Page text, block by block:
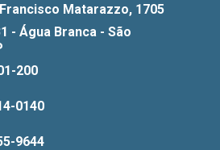
Matarazzo, 1705
- Água Branca - São
200
0140
9644